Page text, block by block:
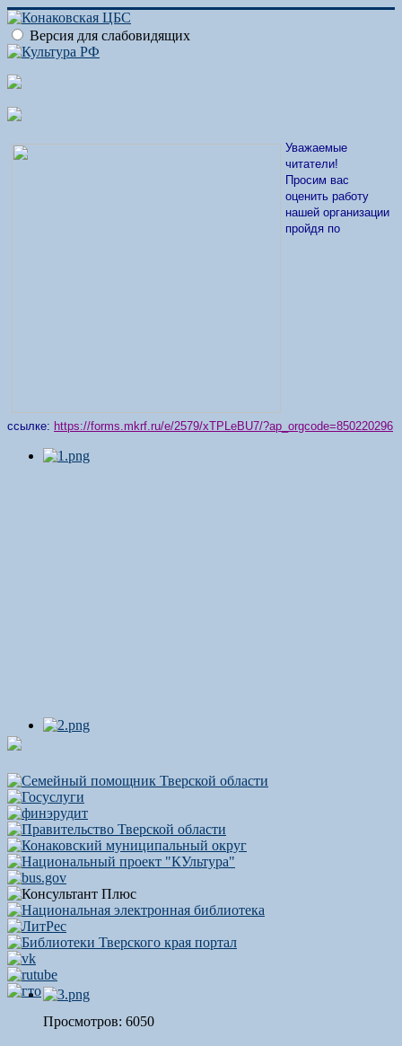
Версия для слабовидящих
Уважаемые
читатели!
Просим вас
оценить работу
нашей организации
пройдя по
ссылке: https://forms.mkrf.ru/e/2579/xTPLeBU7/?ap_orgcode=850220296
Просмотров: 6050